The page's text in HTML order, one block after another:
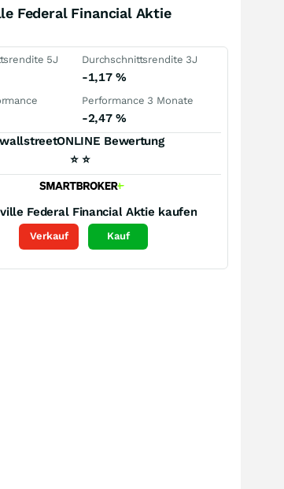
Federal Financial Aktie
5J Durchschnittsrendite 3J
-1,17%
Performance 3 Monate
-2,47%
wallstreetONLINE Bewertung
⭐ ⭐
Federal Financial Aktie kaufen
Verkauf Kauf